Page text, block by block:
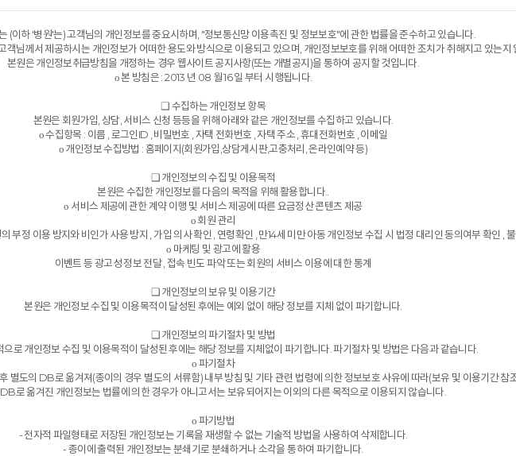
(이하 '병원'는) 고객님의 개인정보를 중요시하며, "정보통신망 이용촉진 및 정보보호"에 관한 법률을 준수하고 있습니다.
객님께서 제공하시는 개인정보가 어떠한 용도와 방식으로 이용되고 있으며, 개인정보보호를 위해 어떠한 조치가 취해지고 있는지
본원은 개인정보취급방침을 개정하는 경우 웹사이트 공지사항(또는 개별공지)을 통하여 공지할 것입니다.
ο 본 방침은 : 2013 년 08 월 16 일 부터 시행됩니다.
❑ 수집하는 개인정보 항목
본원은 회원가입, 상담, 서비스 신청 등등을 위해 아래와 같은 개인정보를 수집하고 있습니다.
ο 수집항목 : 이름 , 로그인ID , 비밀번호 , 자택 전화번호 , 자택 주소 , 휴대전화번호 , 이메일
ο 개인정보 수집방법 : 홈페이지(회원가입,상담게시판,고충처리, 온라인예약 등)
❑ 개인정보의 수집 및 이용목적
본원은 수집한 개인정보를 다음의 목적을 위해 활용합니다..
ο 서비스 제공에 관한 계약 이행 및 서비스 제공에 따른 요금정산 콘텐츠 제공
ο 회원 관리
부정 이용 방지와 비인가 사용 방지 , 가입 의사 확인 , 연령확인 , 만14세 미만 아동 개인정보 수집 시 법정 대리인 동의여부 확인 ,
ο 마케팅 및 광고에 활용
이벤트 등 광고성 정보 전달 , 접속 빈도 파악 또는 회원의 서비스 이용에 대한 통계
❑ 개인정보의 보유 및 이용기간
본원은 개인정보 수집 및 이용목적이 달성된 후에는 예외 없이 해당 정보를 지체 없이 파기합니다.
❑ 개인정보의 파기절차 및 방법
으로 개인정보 수집 및 이용목적이 달성된 후에는 해당 정보를 지체없이 파기합니다. 파기절차 및 방법은 다음과 같습니다.
ο 파기절차
별도의 DB로 옮겨져(종이의 경우 별도의 서류함) 내부 방침 및 기타 관련 법령에 의한 정보보호 사유에 따라(보유 및 이용기간 참
로 옮겨진 개인정보는 법률에 의한 경우가 아니고서는 보유되어지는 이외의 다른 목적으로 이용되지 않습니다.
ο 파기방법
- 전자적 파일형태로 저장된 개인정보는 기록을 재생할 수 없는 기술적 방법을 사용하여 삭제합니다.
- 종이에 출력된 개인정보는 분쇄기로 분쇄하거나 소각을 통하여 파기합니다.